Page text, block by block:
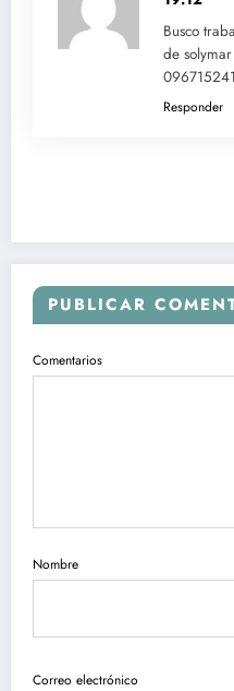
Busco
de
096715241
Responder
PUBLICAR
Comentarios
Nombre
Correo electrónico